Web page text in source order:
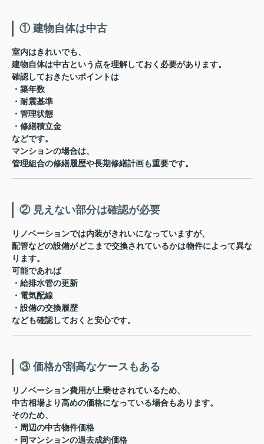
① 建物自体は中古
室内はきれいでも、
建物自体は中古という点を理解しておく必要があります。
確認しておきたいポイントは
・築年数
・耐震基準
・管理状態
・修繕積立金
などです。
マンションの場合は、
管理組合の修繕履歴や長期修繕計画も重要です。
② 見えない部分は確認が必要
リノベーションでは内装がきれいになっていますが、
配管などの設備がどこまで交換されているかは物件によって異な
ります。
可能であれば
・給排水管の更新
・電気配線
・設備の交換履歴
なども確認しておくと安心です。
③ 価格が割高なケースもある
リノベーション費用が上乗せされているため、
中古相場より高めの価格になっている場合もあります。
そのため、
・周辺の中古物件価格
・同マンションの過去成約価格